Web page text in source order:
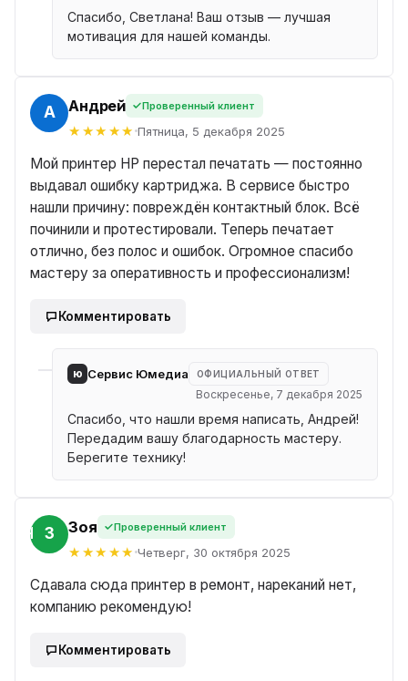
Спасибо, Светлана! Ваш отзыв — лучшая
мотивация для нашей команды.
Андрей Проверенный клиент
Пятница, 5 декабря 2025
Мой принтер HP перестал печатать — постоянно
выдавал ошибку картриджа. В сервисе быстро
нашли причину: повреждён контактный блок. Всё
починили и протестировали. Теперь печатает
отлично, без полос и ошибок. Огромное спасибо
мастеру за оперативность и профессионализм!
Комментировать
ю Сервис Юмедиа ОФИЦИАЛЬНЫЙ ОТВЕТ
Воскресенье, 7 декабря 2025
Спасибо, что нашли время написать, Андрей!
Передадим вашу благодарность мастеру.
Берегите технику!
ЗОЯ Зоя Проверенный клиент
Четверг, 30 октября 2025
Сдавала сюда принтер в ремонт, нареканий нет,
компанию рекомендую!
Комментировать